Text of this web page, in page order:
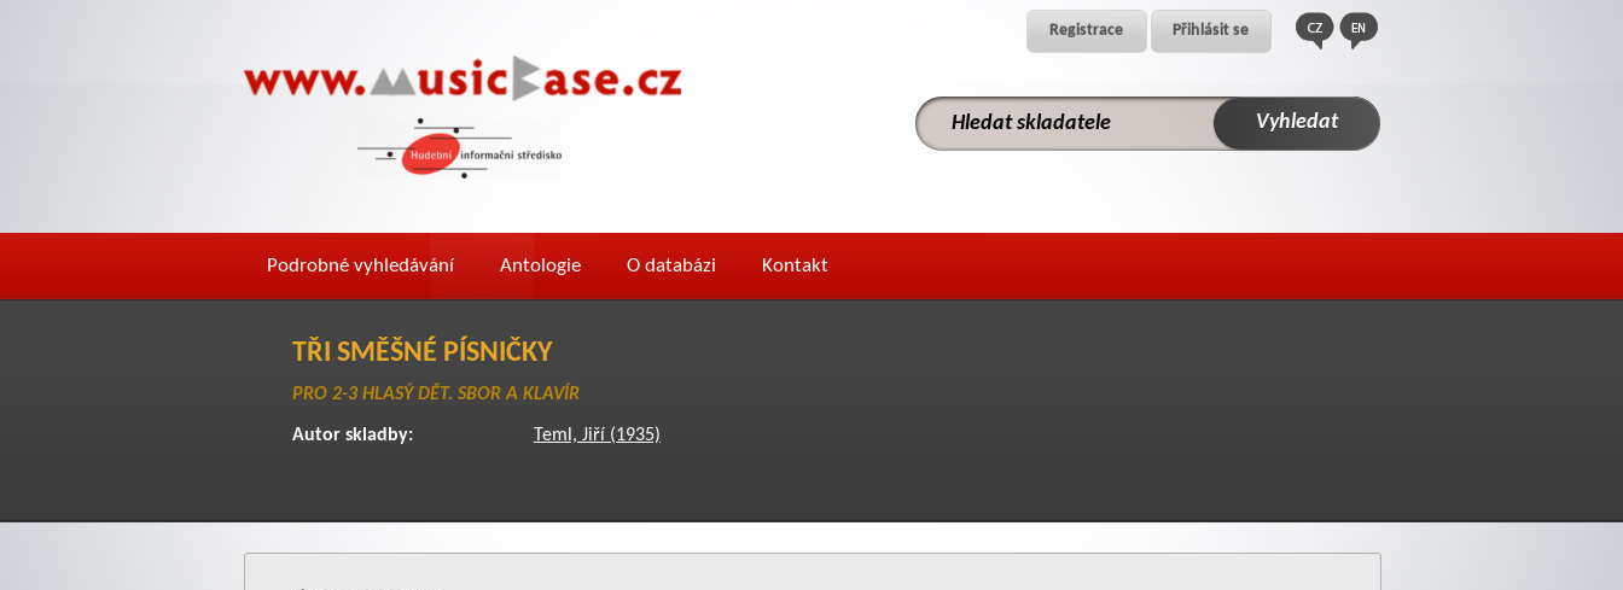
Registrace Přihlásit se
Podrobné vyhledávání Antologie O databázi Kontakt
TŘI SMĚŠNÉ PÍSNIČKY
PRO 2-3 HLASÝ DĚT. SBOR A KLAVÍR
Autor skladby: Teml, Jiří (1935)